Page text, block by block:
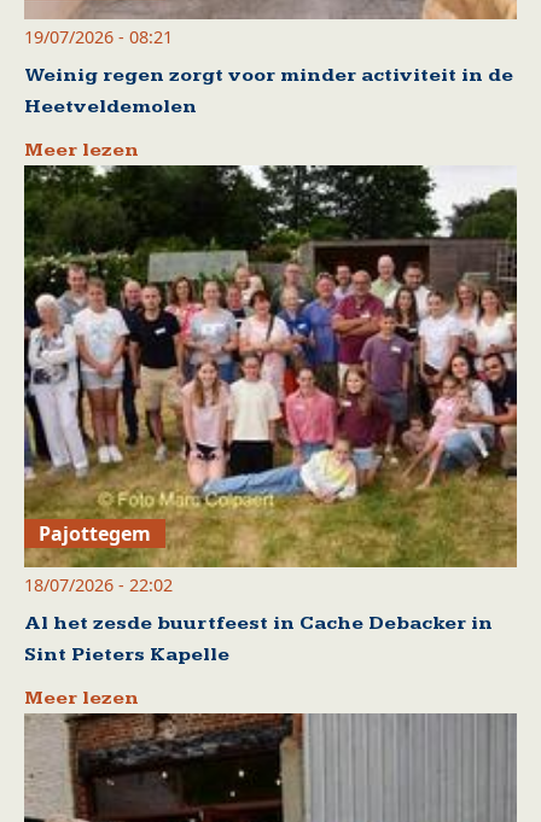
19/07/2026 - 08:21
Weinig regen zorgt voor minder activiteit in de
Heetveldemolen
Meer lezen
Pajottegem
18/07/2026 - 22:02
Al het zesde buurtfeest in Cache Debacker in
Sint Pieters Kapelle
Meer lezen